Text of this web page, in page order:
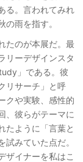
る。言われてみれ
雨を指す。
たのが本展だ。最
リーデザインスタ
」である。彼
リサーチ」と呼
クや実験、感性的
、彼らがテーマに
たように「言葉と
みていた点だ。
ザイナーを私はこ